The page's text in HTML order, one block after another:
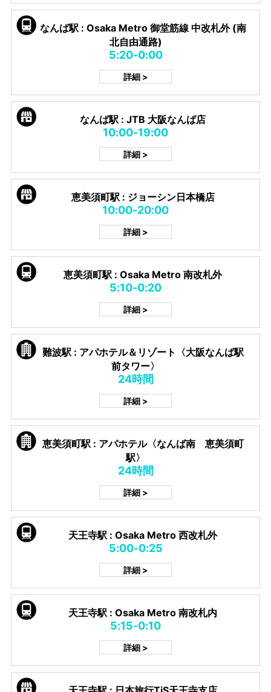
なんば駅 : Osaka Metro 御堂筋線 中改札外 (南
北自由通路)
5:20-0:00
詳細 >
なんば駅 : JTB 大阪なんば店
10:00-19:00
詳細 >
恵美須町駅 : ジョーシン日本橋店
10:00-20:00
詳細 >
恵美須町駅 : Osaka Metro 南改札外
5:10-0:20
詳細 >
難波駅 : アパホテル＆リゾート〈大阪なんば駅
前タワー〉
24時間
詳細 >
恵美須町駅 : アパホテル〈なんば南 恵美須町
駅〉
24時間
詳細 >
天王寺駅 : Osaka Metro 西改札外
5:00-0:25
詳細 >
天王寺駅 : Osaka Metro 南改札内
5:15-0:10
詳細 >